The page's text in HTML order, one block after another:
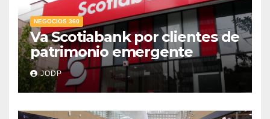
NEGOCIOS 360
Va Scotiabank por clientes de
patrimonio emergente
JODP